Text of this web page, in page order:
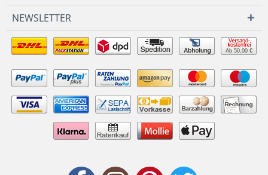
NEWSLETTER
Ab 50,00 €